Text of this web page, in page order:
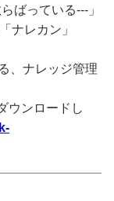
ばっている---」
ナレカン」
、ナレッジ管理
ウンロードし